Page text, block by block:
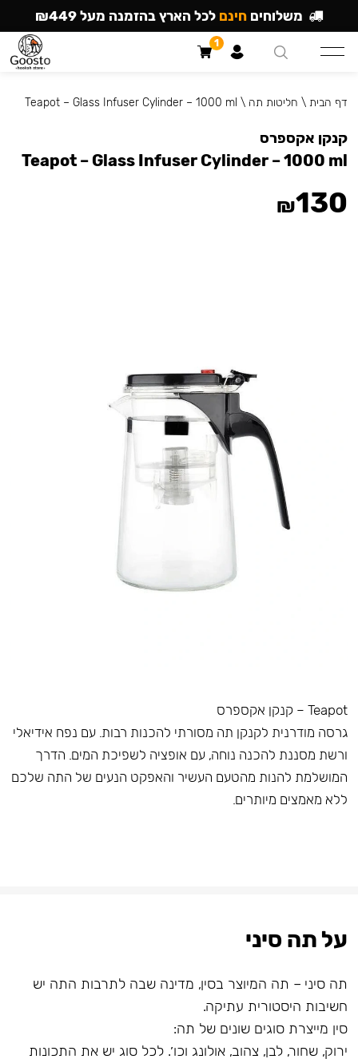
Teapot – קנקן אקספרס
גרסה מודרנית לקנקן תה מסורתי להכנות רבות. עם נפח אידיאלי
ורשת מסננת להכנה נוחה, עם אופציה לשפיכת המים. הדרך
המושלמת להנות מהטעם העשיר והאפקט הנעים של התה שלכם
ללא מאמצים מיותרים.
דף הבית \ חליטות תה \
Teapot – Glass Infuser Cylinder – 1000 ml
קנקן אקספרס
Teapot – Glass Infuser Cylinder – 1000 ml
₪130
על תה סיני
תה סיני – תה המיוצר בסין, מדינה שבה לתרבות התה יש
חשיבות היסטורית עתיקה.
סין מייצרת סוגים שונים של תה:
ירוק, שחור, לבן, צהוב, אולונג וכו׳. לכל סוג יש את התכונות
משלוחים חינם לכל הארץ בהזמנה מעל ₪449
1